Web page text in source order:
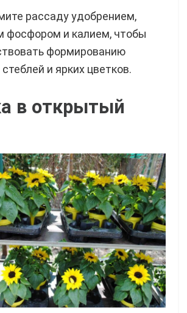
рассаду удобрением,
фосфором и калием, чтобы
формированию
стеблей и ярких цветков.
в открытый